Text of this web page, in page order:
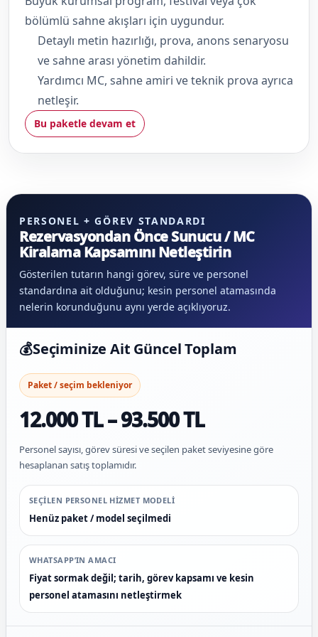
bölümlü sahne akışları için uygundur.
Detaylı metin hazırlığı, prova, anons senaryosu
ve sahne arası yönetim dahildir.
Yardımcı MC, sahne amiri ve teknik prova ayrıca
netleşir.
Bu paketle devam et
PERSONEL + GÖREV STANDARDI
Rezervasyondan Önce Sunucu / MC
Kiralama Kapsamını Netleştirin
Gösterilen tutarın hangi görev, süre ve personel
standardına ait olduğunu; kesin personel atamasında
nelerin korunduğunu aynı yerde açıklıyoruz.
💰Seçiminize Ait Güncel Toplam
Paket / seçim bekleniyor
12.000 TL – 93.500 TL
Personel sayısı, görev süresi ve seçilen paket seviyesine göre
hesaplanan satış toplamıdır.
SEÇILEN PERSONEL HIZMET MODELI
Henüz paket / model seçilmedi
WHATSAPP’IN AMACI
Fiyat sormak değil; tarih, görev kapsamı ve kesin
personel atamasını netleştirmek